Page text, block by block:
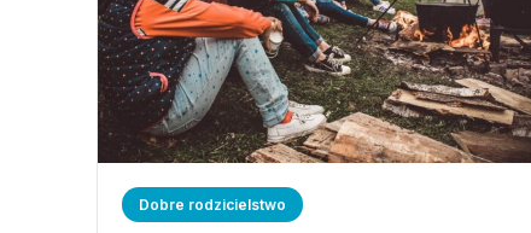
Dobre rodzicielstwo